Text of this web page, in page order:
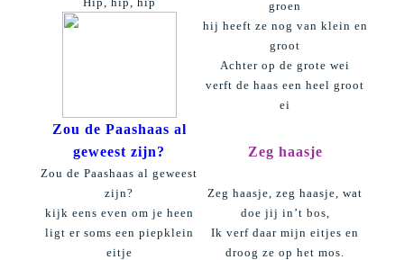
groen
hij heeft ze nog van klein en
groot
Achter op de grote wei
verft de haas een heel groot
ei
Zou de Paashaas al
geweest zijn?
Zou de Paashaas al geweest
zijn?
kijk eens even om je heen
ligt er soms een piepklein
eitje
Zeg haasje
Zeg haasje, zeg haasje, wat
doe jij in’t bos,
Ik verf daar mijn eitjes en
droog ze op het mos.